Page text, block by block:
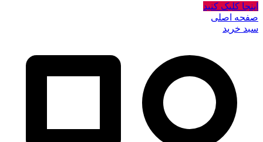
اینجا کلیک کنید
صفحه اصلی
سبد خرید